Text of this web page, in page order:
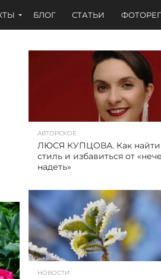
БЛОГ СТАТЬИ
АВТОРСКОЕ
ЛЮСЯ КУПЦОВА. Как найти
стиль и избавиться от
надеть»
НОВОСТИ